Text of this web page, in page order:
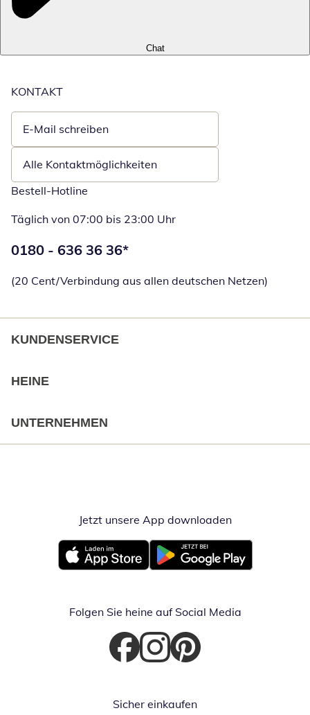
Chat
KONTAKT
E-Mail schreiben
Öffnet E-Mail-Client
Alle Kontaktmöglichkeiten
Bestell-Hotline
Täglich von 07:00 bis 23:00 Uhr
Telefonnummer:
0180 - 636 36 36*
(20 Cent/Verbindung aus allen deutschen Netzen)
KUNDENSERVICE
HEINE
UNTERNEHMEN
Jetzt unsere App downloadenÖffnet in
Öffnet in neuem FensterÖffnet in neuem Fenster
Folgen Sie heine auf Social Media
Öffnet in neuem Fenster
Öffnet in neuem Fenster
Öffnet in neuem Fenster
Sicher einkaufen